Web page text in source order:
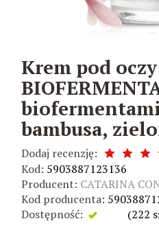
Krem pod oczy
bambusa,
Dodaj recenzję:
Kod: 5903887123136
Producent: CATARINA
Kod producenta:
Dostępność:
(222